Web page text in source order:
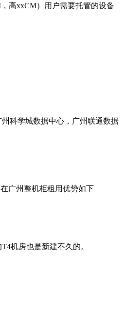
高xxCM）用户需要托管的设备
科学城数据中心，广州联通数据
广州整机柜租用优势如下
机房也是新建不久的。